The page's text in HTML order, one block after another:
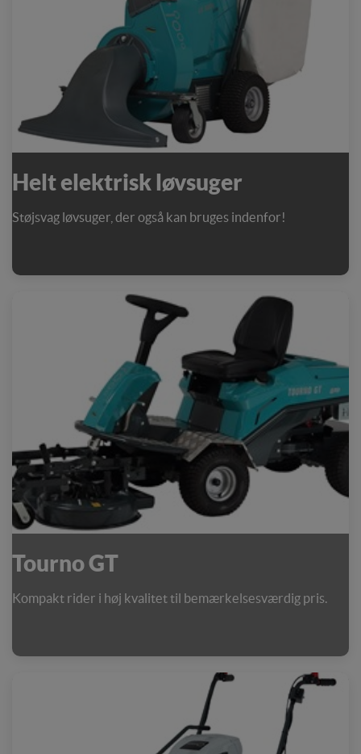
Helt elektrisk løvsuger
Støjsvag løvsuger, der også kan bruges indenfor!
Tourno GT
Kompakt rider i høj kvalitet til bemærkelsesværdig pris.